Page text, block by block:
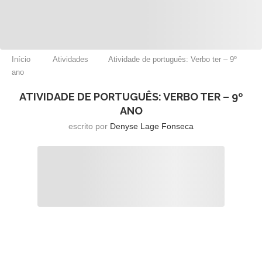
Início Atividades
Atividade de português: Verbo ter – 9º
ano
ATIVIDADE DE PORTUGUÊS: VERBO TER – 9º
ANO
escrito por Denyse Lage Fonseca